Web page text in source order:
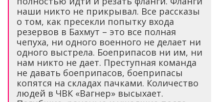
наши никто не прикрывал. Все рассказы
о том, как пресекли попытку входа
резервов в Бахмут – это все полная
чепуха, ни одного военного не делает ни
одного выстрела. Боеприпасов ни им, ни
нам никто не дает. Преступная команда
не давать боеприпасов, боеприпасы
копятся на складах пачками. Количество
людей в ЧВК «Вагнер» высыхает.